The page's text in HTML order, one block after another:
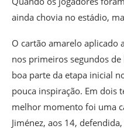
ainda chovia no estádio,
O cartão amarelo aplicado
nos primeiros segundos
boa parte da etapa inicial
pouca inspiração. Em dois
melhor momento foi uma
Jiménez, aos 14,